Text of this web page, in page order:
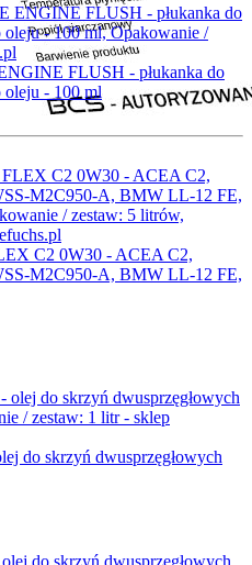
FLUSH - płukanka do
- 100 ml
C2 0W30 - ACEA C2,
M2C950-A, BMW LL-12 FE,
do skrzyń dwusprzęgłowych